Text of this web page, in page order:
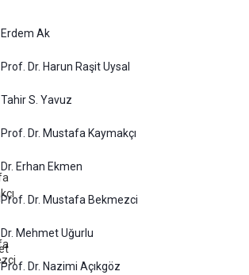
Erdem Ak
Prof. Dr. Harun Raşit Uysal
Tahir S. Yavuz
Prof. Dr. Mustafa Kaymakçı
Dr. Erhan Ekmen
Prof. Dr. Mustafa Bekmezci
Dr. Mehmet Uğurlu
Prof. Dr. Nazimi Açıkgöz